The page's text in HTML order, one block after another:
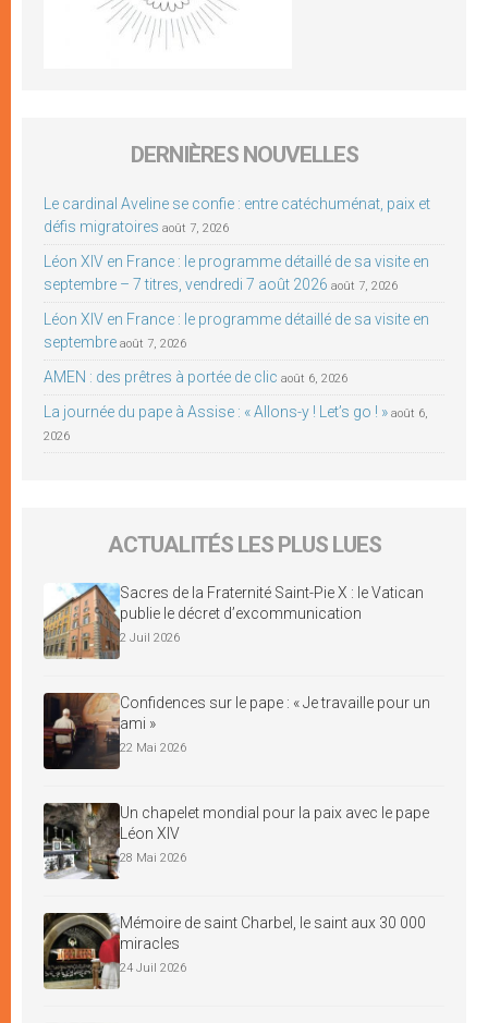
DERNIÈRES NOUVELLES
Le cardinal Aveline se confie : entre catéchuménat, paix et
défis migratoires août 7, 2026
Léon XIV en France : le programme détaillé de sa visite en
septembre – 7 titres, vendredi 7 août 2026 août 7, 2026
Léon XIV en France : le programme détaillé de sa visite en
septembre août 7, 2026
AMEN : des prêtres à portée de clic août 6, 2026
La journée du pape à Assise : « Allons-y ! Let’s go ! » août 6,
2026
ACTUALITÉS LES PLUS LUES
Sacres de la Fraternité Saint-Pie X : le Vatican
publie le décret d’excommunication
2 Juil 2026
Confidences sur le pape : « Je travaille pour un
ami »
22 Mai 2026
Un chapelet mondial pour la paix avec le pape
Léon XIV
28 Mai 2026
Mémoire de saint Charbel, le saint aux 30 000
miracles
24 Juil 2026